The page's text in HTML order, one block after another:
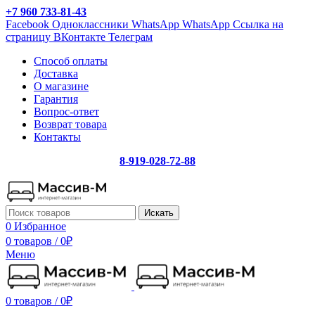
+7 960 733-81-43
Facebook Одноклассники WhatsApp WhatsApp Ссылка на
страницу ВКонтакте Телеграм
Способ оплаты
Доставка
О магазине
Гарантия
Вопрос-ответ
Возврат товара
Контакты
8-919-028-72-88
Искать
0 Избранное
0 товаров / 0₽
Меню
0 товаров / 0₽